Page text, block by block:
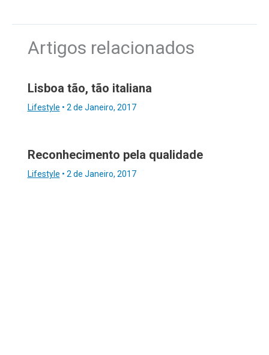
Artigos relacionados
Lisboa tão, tão italiana
Lifestyle • 2 de Janeiro, 2017
Reconhecimento pela qualidade
Lifestyle • 2 de Janeiro, 2017